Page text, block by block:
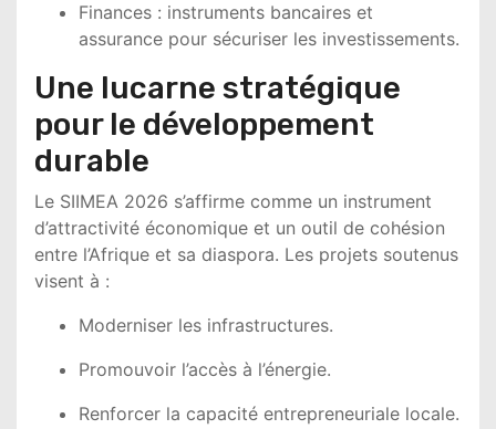
Finances : instruments bancaires et
assurance pour sécuriser les investissements.
Une lucarne stratégique
pour le développement
durable
Le SIIMEA 2026 s’affirme comme un instrument
d’attractivité économique et un outil de cohésion
entre l’Afrique et sa diaspora. Les projets soutenus
visent à :
Moderniser les infrastructures.
Promouvoir l’accès à l’énergie.
Renforcer la capacité entrepreneuriale locale.